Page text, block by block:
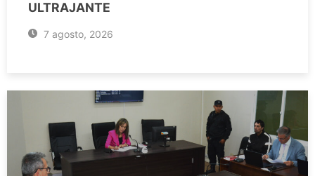
ULTRAJANTE
7 agosto, 2026